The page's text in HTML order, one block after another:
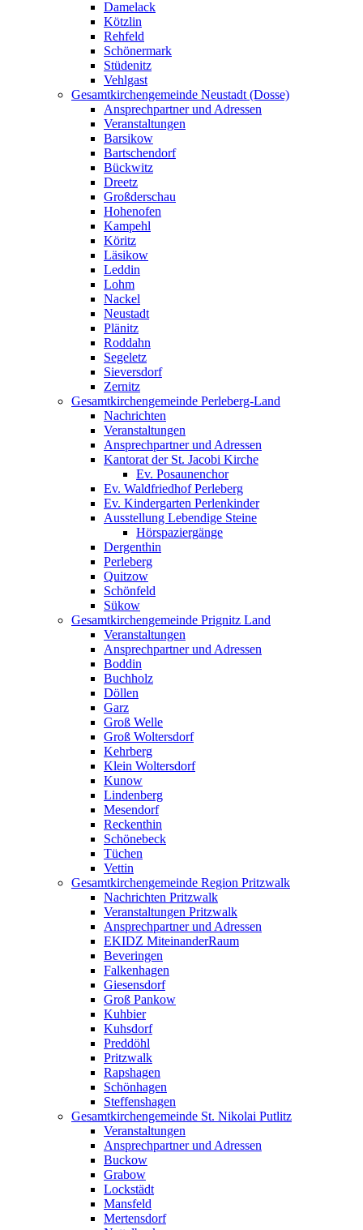
Damelack
Kötzlin
Rehfeld
Schönermark
Stüdenitz
Vehlgast
Gesamtkirchengemeinde Neustadt (Dosse)
Ansprechpartner und Adressen
Veranstaltungen
Barsikow
Bartschendorf
Bückwitz
Dreetz
Großderschau
Hohenofen
Kampehl
Köritz
Läsikow
Leddin
Lohm
Nackel
Neustadt
Plänitz
Roddahn
Segeletz
Sieversdorf
Zernitz
Gesamtkirchengemeinde Perleberg-Land
Nachrichten
Veranstaltungen
Ansprechpartner und Adressen
Kantorat der St. Jacobi Kirche
Ev. Posaunenchor
Ev. Waldfriedhof Perleberg
Ev. Kindergarten Perlenkinder
Ausstellung Lebendige Steine
Hörspaziergänge
Dergenthin
Perleberg
Quitzow
Schönfeld
Sükow
Gesamtkirchengemeinde Prignitz Land
Veranstaltungen
Ansprechpartner und Adressen
Boddin
Buchholz
Döllen
Garz
Groß Welle
Groß Woltersdorf
Kehrberg
Klein Woltersdorf
Kunow
Lindenberg
Mesendorf
Reckenthin
Schönebeck
Tüchen
Vettin
Gesamtkirchengemeinde Region Pritzwalk
Nachrichten Pritzwalk
Veranstaltungen Pritzwalk
Ansprechpartner und Adressen
EKIDZ MiteinanderRaum
Beveringen
Falkenhagen
Giesensdorf
Groß Pankow
Kuhbier
Kuhsdorf
Preddöhl
Pritzwalk
Rapshagen
Schönhagen
Steffenshagen
Gesamtkirchengemeinde St. Nikolai Putlitz
Veranstaltungen
Ansprechpartner und Adressen
Buckow
Grabow
Lockstädt
Mansfeld
Mertensdorf